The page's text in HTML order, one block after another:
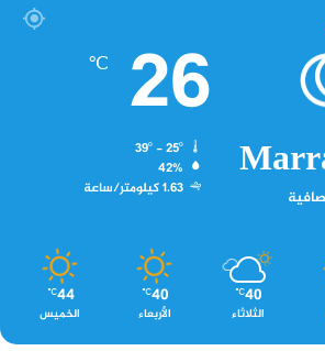
26
℃
42%
1.63 كيلومتر/ساعة
40
℃
الثلاثاء
40
℃
الأربعاء
44
℃
الخميس